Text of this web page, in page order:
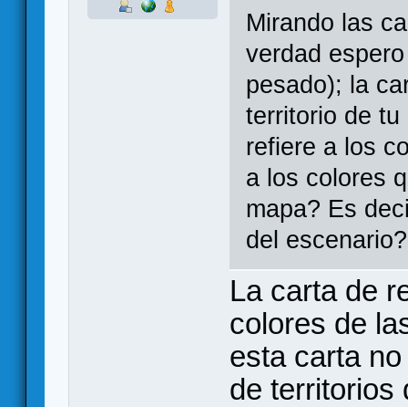
Mirando las
verdad
pesado); la
territorio de
refiere a los
a los colores
mapa? Es
del escenario?
La carta de
colores de
esta carta
de territorios